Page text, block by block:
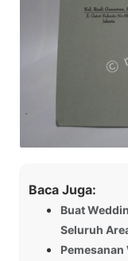
Baca Juga:
Buat
Seluruh